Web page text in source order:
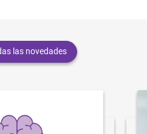
las novedades